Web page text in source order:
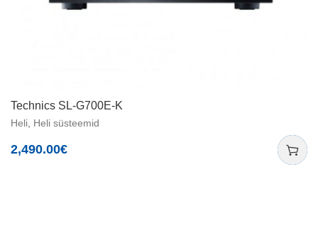
Technics SL-G700E-K
Heli, Heli süsteemid
2,490.00€